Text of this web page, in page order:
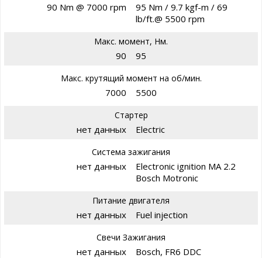
90 Nm @ 7000 rpm
95 Nm / 9.7 kgf-m / 69
lb/ft.@ 5500 rpm
Макс. момент, Нм.
90 95
Макс. крутящий момент на об/мин.
7000 5500
Стартер
нет данных Electric
Система зажигания
нет данных
Electronic ignition MA 2.2
Bosch Motronic
Питание двигателя
нет данных Fuel injection
Свечи Зажигания
нет данных Bosch, FR6 DDC